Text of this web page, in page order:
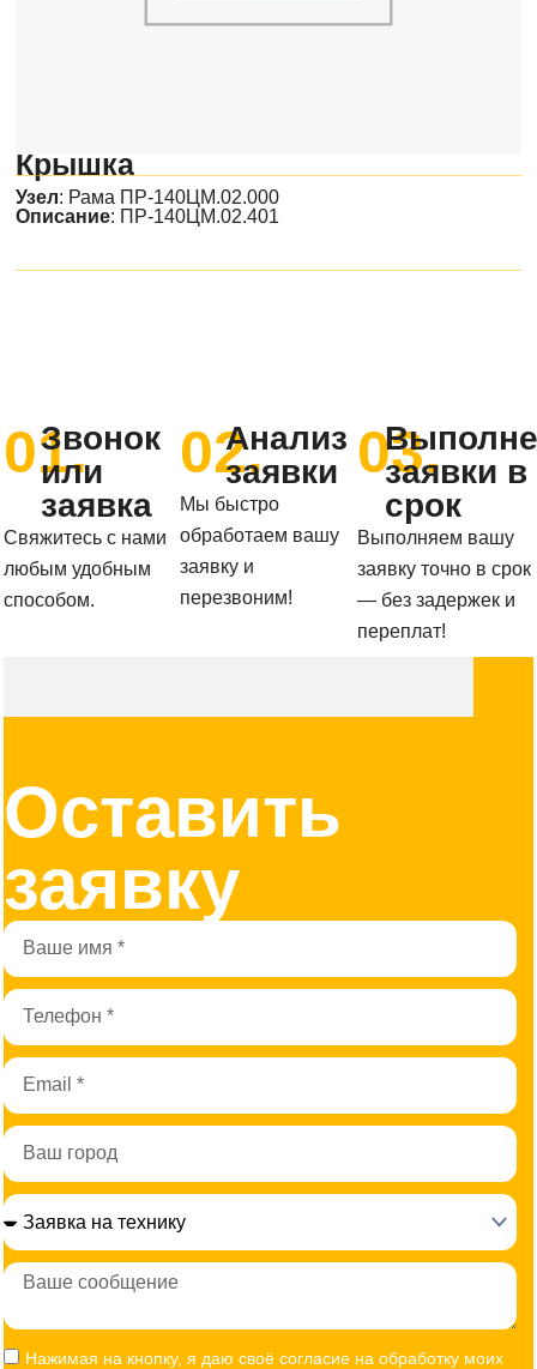
Крышка
Узел: Рама ПР-140ЦМ.02.000
Описание: ПР-140ЦМ.02.401
01.
Звонок
или
заявка
Свяжитесь с нами
любым удобным
способом.
02.Анализ
заявки
Мы быстро
обработаем вашу
заявку и
перезвоним!
03.
заявки в
срок
Выполняем вашу
заявку точно в срок
— без задержек и
переплат!
Оставить
заявку
Имя
Телефон
Email
Город
Сообщение
Согласие
Нажимая на кнопку, я даю своё согласие на обработку моих